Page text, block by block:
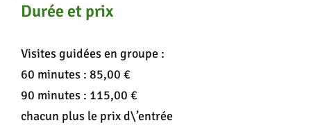
Durée et prix
Visites guidées en groupe :
60 minutes : 85,00 €
90 minutes : 115,00 €
chacun plus le prix d\’entrée